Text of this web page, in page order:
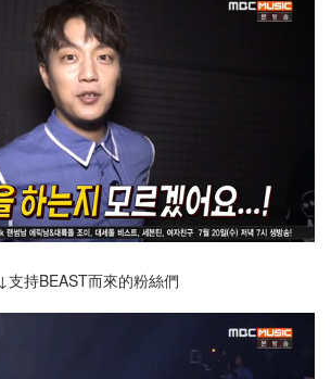
↓支持BEAST而來的粉絲們